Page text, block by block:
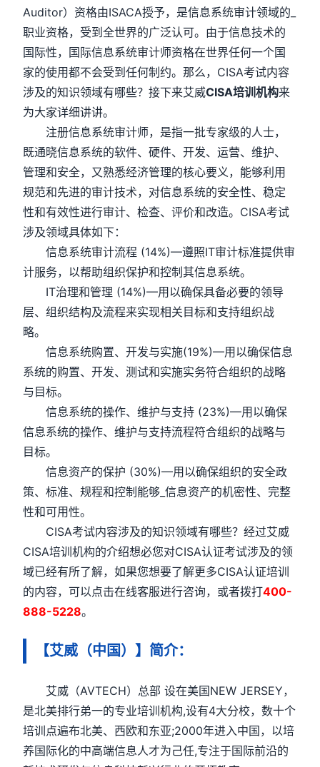
Auditor）资格由ISACA授予，是信息系统审计领域的_
职业资格，受到全世界的广泛认可。由于信息技术的
国际性，国际信息系统审计师资格在世界任何一个国
家的使用都不会受到任何制约。那么，CISA考试内容
涉及的知识领域有哪些？接下来艾威CISA培训机构来
为大家详细讲讲。
注册信息系统审计师，是指一批专家级的人士，
既通晓信息系统的软件、硬件、开发、运营、维护、
管理和安全，又熟悉经济管理的核心要义，能够利用
规范和先进的审计技术，对信息系统的安全性、稳定
性和有效性进行审计、检查、评价和改造。CISA考试
涉及领域具体如下：
信息系统审计流程 (14%)—遵照IT审计标准提供审
计服务，以帮助组织保护和控制其信息系统。
IT治理和管理 (14%)—用以确保具备必要的领导
层、组织结构及流程来实现相关目标和支持组织战
略。
信息系统购置、开发与实施(19%)—用以确保信息
系统的购置、开发、测试和实施实务符合组织的战略
与目标。
信息系统的操作、维护与支持 (23%)—用以确保
信息系统的操作、维护与支持流程符合组织的战略与
目标。
信息资产的保护 (30%)—用以确保组织的安全政
策、标准、规程和控制能够_信息资产的机密性、完整
性和可用性。
CISA考试内容涉及的知识领域有哪些？经过艾威
CISA培训机构的介绍想必您对CISA认证考试涉及的领
域已经有所了解，如果您想要了解更多CISA认证培训
的内容，可以点击在线客服进行咨询，或者拨打400-
888-5228。
【艾威（中国）】简介：
艾威（AVTECH）总部 设在美国NEW JERSEY，
是北美排行弟一的专业培训机构,设有4大分校，数十个
培训点遍布北美、西欧和东亚;2000年进入中国，以培
养国际化的中高端信息人才为己任,专注于国际前沿的